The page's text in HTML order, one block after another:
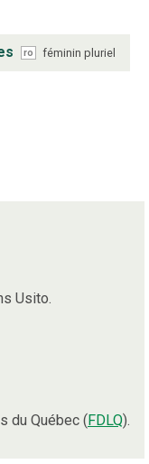
ro féminin pluriel
Usito.
du Québec (FDLQ).